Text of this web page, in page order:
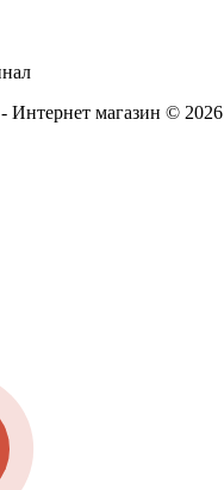
Интернет магазин © 2026